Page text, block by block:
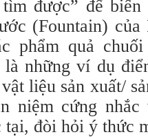
được” để biến
(Fountain) của
phẩm quả
những ví dụ
liệu sản xuất/
niệm cứng
tại, đòi hỏi ý thức